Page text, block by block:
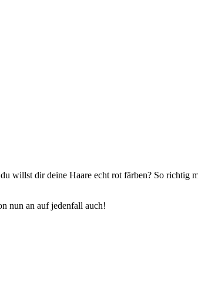
dir deine Haare echt rot färben? So richtig
nun an auf jedenfall auch!